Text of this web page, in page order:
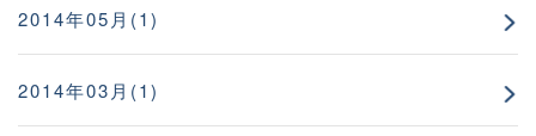
2014年05月(1)
2014年03月(1)